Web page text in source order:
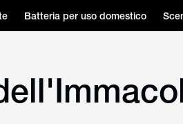
Batteria per uso domestico